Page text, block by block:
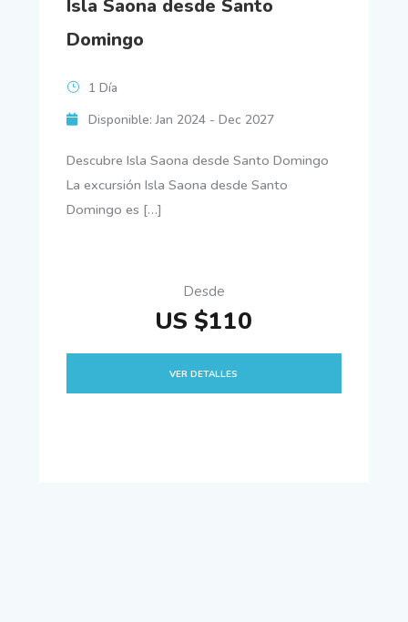
Isla Saona desde Santo
Domingo
1 Día
Disponible: Jan 2024 - Dec 2027
Descubre Isla Saona desde Santo Domingo
La excursión Isla Saona desde Santo
Domingo es […]
Desde
US $110
VER DETALLES